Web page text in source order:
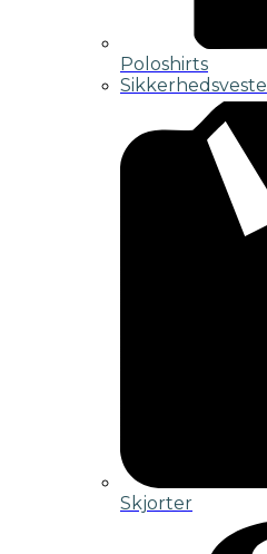
Poloshirts
Sikkerhedsveste
Skjorter